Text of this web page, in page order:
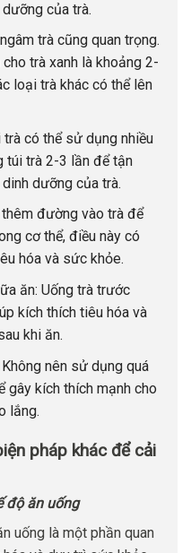
của trà.
trà cũng quan trọng.
trà xanh là khoảng 2-
loại trà khác có thể lên
có thể sử dụng nhiều
túi trà 2-3 lần để tận
dưỡng của trà.
đường vào trà để
cơ thể, điều này có
hóa và sức khỏe.
ăn: Uống trà trước
kích thích tiêu hóa và
khi ăn.
nên sử dụng quá
gây kích thích mạnh cho
lắng.
pháp khác để cải
độ ăn uống
uống là một phần quan